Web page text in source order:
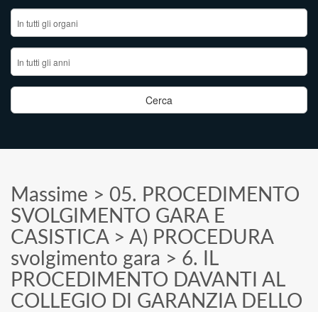
Massime > 05. PROCEDIMENTO
SVOLGIMENTO GARA E
CASISTICA> A) PROCEDURA
svolgimento gara > 6. IL
PROCEDIMENTO DAVANTI AL
COLLEGIO DI GARANZIA DELLO